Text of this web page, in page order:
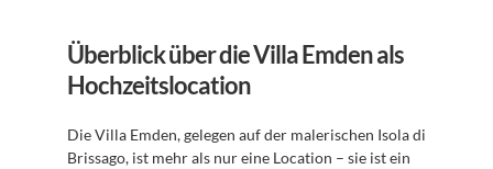
Überblick über die Villa Emden als
Hochzeitslocation
Die Villa Emden, gelegen auf der malerischen Isola di
Brissago, ist mehr als nur eine Location – sie ist ein